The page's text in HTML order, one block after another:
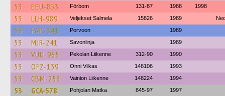
53 EEU-853 Förbom 131-87 1988 1998
53 LLH-989 Veljekset Salmela 15826 1989
53 FAB-341 Porvoon 1989
53 MJR-241 Savonlinja 1989
53 VUU-965 Pekolan Liikenne 312-90 1990
53 OFZ-139 Onni Vilkas 148106 1993
53 CBM-253 Vainion Liikenne 148224 1994
53 GCA-578 Pohjolan Matka 845-97 1997